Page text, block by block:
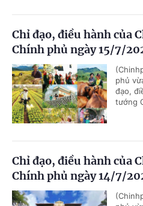
Chỉ đạo, điều hành của
Chính phủ ngày 15/7/
phủ
đạo,
tướng
Chỉ đạo, điều hành của
Chính phủ ngày 14/7/